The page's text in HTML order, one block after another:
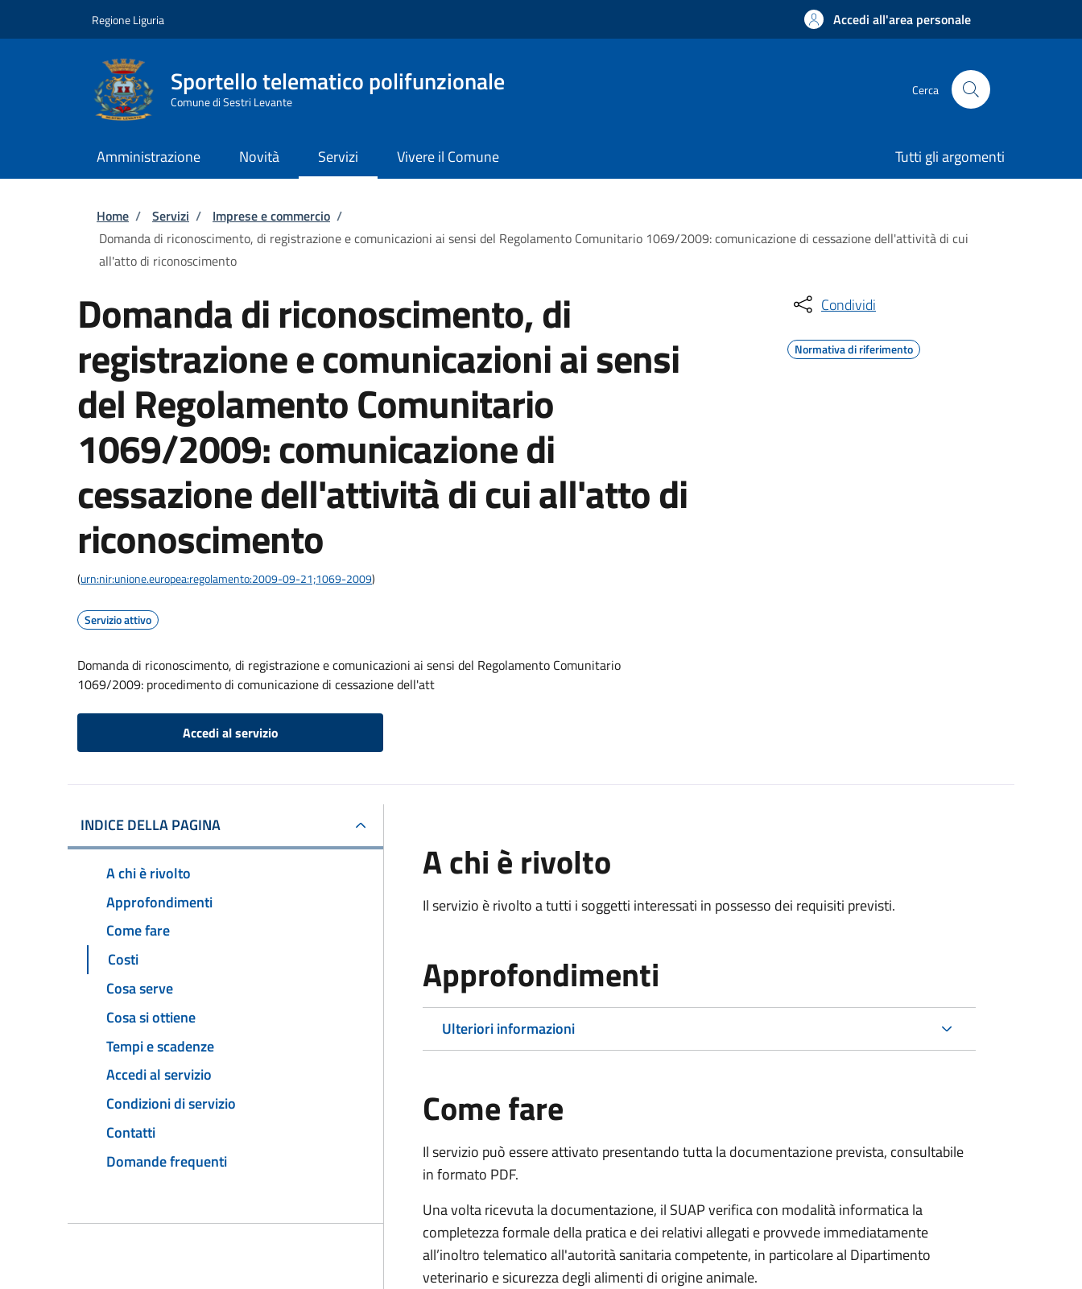
Regione Liguria Accedi all'area personale
Sportello telematico polifunzionale
Comune di Sestri Levante
Cerca
Amministrazione Novità Servizi Vivere il Comune Tutti gli argomenti
Briciole di pane
Home / Servizi / Imprese e commercio /
Domanda di riconoscimento, di registrazione e comunicazioni ai sensi del Regolamento Comunitario 1069/2009: comunicazione di cessazione dell'attività di cui
all'atto di riconoscimento
Domanda di riconoscimento, di
registrazione e comunicazioni ai sensi
del Regolamento Comunitario
1069/2009: comunicazione di
cessazione dell'attività di cui all'atto di
riconoscimento
(urn:nir:unione.europea:regolamento:2009-09-21;1069-2009)
Servizio attivo
Domanda di riconoscimento, di registrazione e comunicazioni ai sensi del Regolamento Comunitario
1069/2009: procedimento di comunicazione di cessazione dell'att
Accedi al servizio
Condividi
Normativa di riferimento
INDICE DELLA PAGINA
A chi è rivolto
Approfondimenti
Come fare
Costi
Cosa serve
Cosa si ottiene
Tempi e scadenze
Accedi al servizio
Condizioni di servizio
Contatti
Domande frequenti
A chi è rivolto
Il servizio è rivolto a tutti i soggetti interessati in possesso dei requisiti previsti.
Approfondimenti
Ulteriori informazioni
Come fare
Il servizio può essere attivato presentando tutta la documentazione prevista, consultabile
in formato PDF.
Una volta ricevuta la documentazione, il SUAP verifica con modalità informatica la
completezza formale della pratica e dei relativi allegati e provvede immediatamente
all’inoltro telematico all'autorità sanitaria competente, in particolare al Dipartimento
veterinario e sicurezza degli alimenti di origine animale.